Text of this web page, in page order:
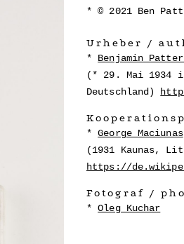
© 2021 Ben
Urheber /
Benjamin
(* 29. Mai 1934
Deutschland)
George Maciunas
(1931 Kaunas,
https://
Fotograf /
Oleg Kuchar